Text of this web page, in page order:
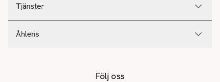
Tjänster
Åhlens
Följ oss